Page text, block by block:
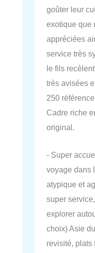
goûter leur
exotique que
appréciées
service très
le fils
très avisées
250
Cadre riche
original.
- Super
voyage dans
atypique et
super
explorer
choix) Asie
revisité, plats